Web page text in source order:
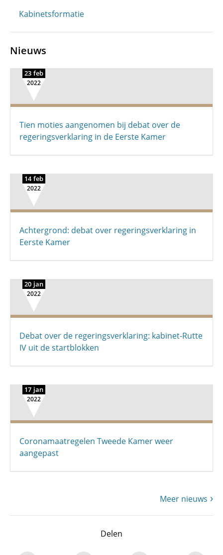
Kabinetsformatie
Nieuws
23 feb
2022
Tien moties aangenomen bij debat over de
regerings­verklaring in de Eerste Kamer
14 feb
2022
Achtergrond: debat over regeringsverklaring in
Eerste Kamer
20 jan
2022
Debat over de regeringsverklaring: kabinet-Rutte
IV uit de startblokken
17 jan
2022
Coronamaatregelen Tweede Kamer weer
aangepast
Meer nieuws
Delen